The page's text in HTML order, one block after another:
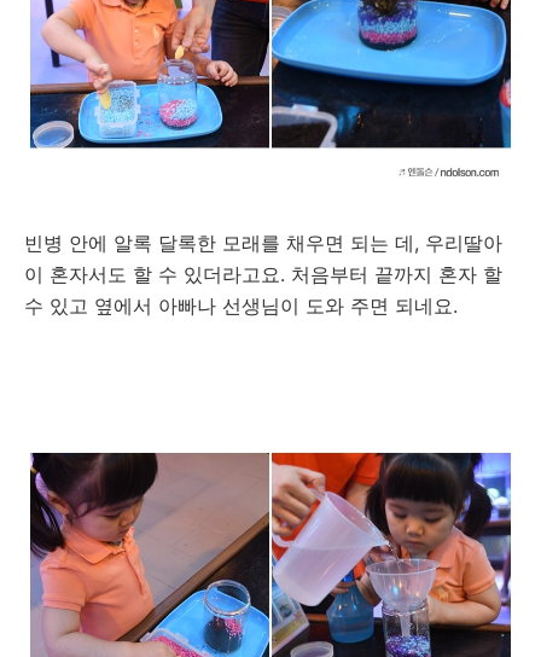
빈병 안에 알록 달록한 모래를 채우면 되는 데, 우리딸아
이 혼자서도 할 수 있더라고요. 처음부터 끝까지 혼자 할
수 있고 옆에서 아빠나 선생님이 도와 주면 되네요.